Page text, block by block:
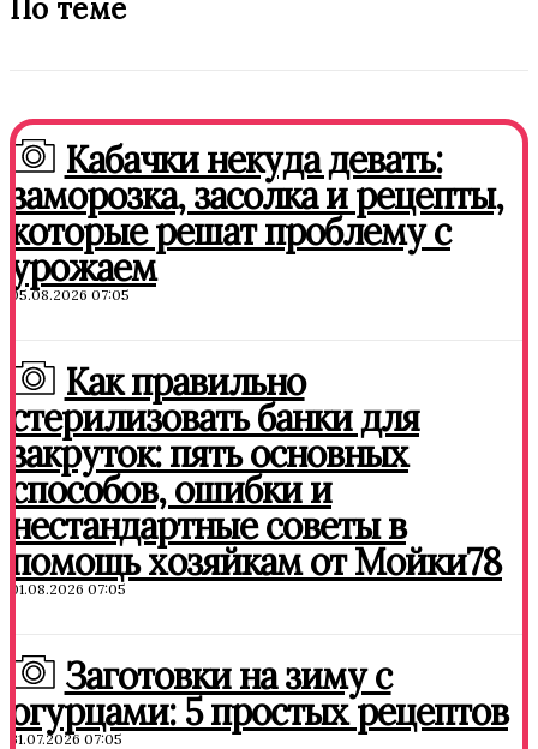
По теме
Кабачки некуда девать:
заморозка, засолка и рецепты,
которые решат проблему с
урожаем
05.08.2026 07:05
Как правильно
стерилизовать банки для
закруток: пять основных
способов, ошибки и
нестандартные советы в
помощь хозяйкам от Мойки78
01.08.2026 07:05
Заготовки на зиму с
огурцами: 5 простых рецептов
31.07.2026 07:05